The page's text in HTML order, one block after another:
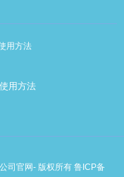
用方法
用方法
司官网- 版权所有 鲁ICP备